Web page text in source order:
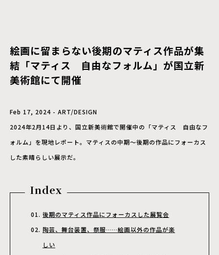
絵画に留まらない後期のマティス作品が集
結「マティス 自由なフォルム」が国立新
美術館にて開催
Feb 17, 2024 - ART/DESIGN
2024年2月14日より、国立新美術館で開催中の「マティス 自由なフ
ォルム」を現地レポート。マティスの中期～後期の作品にフォーカス
した素晴らしい展示だ。
Index
後期のマティス作品にフォーカスした展覧会
陶芸、舞台装置、祭服……絵画以外の作品が楽
しい